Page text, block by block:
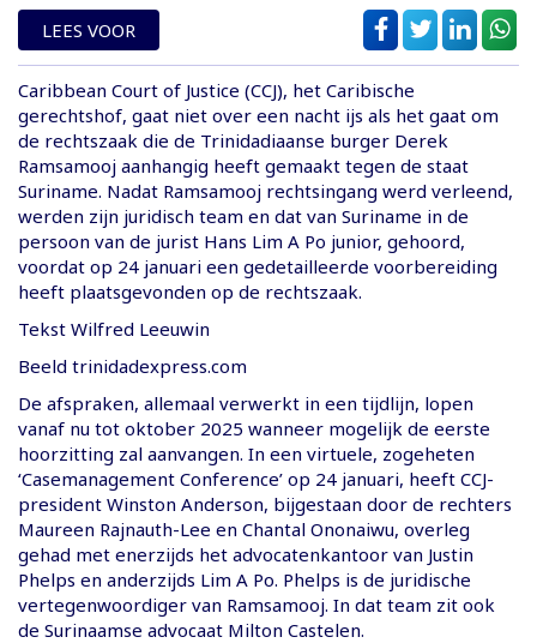
LEES VOOR
Caribbean Court of Justice (CCJ), het Caribische
gerechtshof, gaat niet over een nacht ijs als het gaat om
de rechtszaak die de Trinidadiaanse burger Derek
Ramsamooj aanhangig heeft gemaakt tegen de staat
Suriname. Nadat Ramsamooj rechtsingang werd verleend,
werden zijn juridisch team en dat van Suriname in de
persoon van de jurist Hans Lim A Po junior, gehoord,
voordat op 24 januari een gedetailleerde voorbereiding
heeft plaatsgevonden op de rechtszaak.
Tekst Wilfred Leeuwin
Beeld trinidadexpress.com
De afspraken, allemaal verwerkt in een tijdlijn, lopen
vanaf nu tot oktober 2025 wanneer mogelijk de eerste
hoorzitting zal aanvangen. In een virtuele, zogeheten
‘Casemanagement Conference’ op 24 januari, heeft CCJ-
president Winston Anderson, bijgestaan door de rechters
Maureen Rajnauth-Lee en Chantal Ononaiwu, overleg
gehad met enerzijds het advocatenkantoor van Justin
Phelps en anderzijds Lim A Po. Phelps is de juridische
vertegenwoordiger van Ramsamooj. In dat team zit ook
de Surinaamse advocaat Milton Castelen.